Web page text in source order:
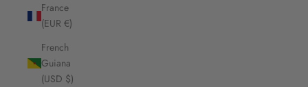
France
(EUR €)
French
Guiana
(USD $)